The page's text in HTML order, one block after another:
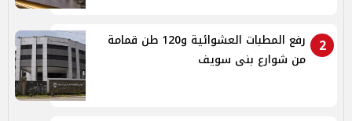
2
رفع المطبات العشوائية و120 طن قمامة
من شوارع بنى سويف